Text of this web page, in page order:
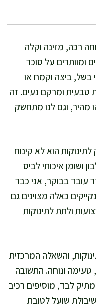
רכה, מזינה וקלה
ומוותרים על סוכר
בשל, ביצה וקמח או
טבעית ומרקם נעים. זה
מהיר, וגם לנו מתחשק
הוא לא קינוח
ושומן איכותי לביס
עובד בבוקר, אני כבר
כאלה מצוינים גם
ולתת לתינוקות
והשאלה המרכזית
טעימה ונוחה. התשובה
לבד, מוסיפים רכיב
שועל לטובת